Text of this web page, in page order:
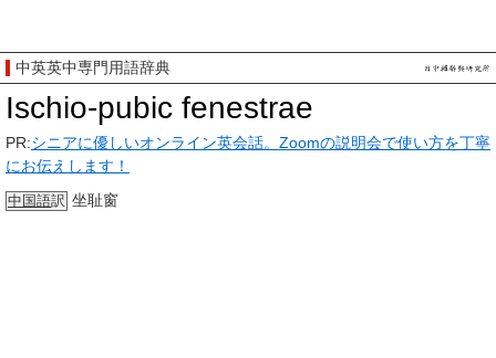
中英英中専門用語辞典
Ischio-pubic fenestrae
PR:シニアに優しいオンライン英会話。Zoomの説明会で使い方を丁寧
にお伝えします！
中国語訳 坐耻窗